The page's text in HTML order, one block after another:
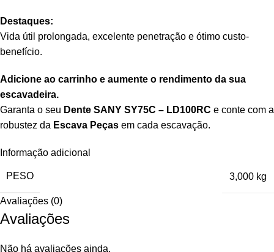
Destaques:
Vida útil prolongada, excelente penetração e ótimo custo-
benefício.
Adicione ao carrinho e aumente o rendimento da sua
escavadeira.
Garanta o seu Dente SANY SY75C – LD100RC e conte com a
robustez da Escava Peças em cada escavação.
Informação adicional
PESO 3,000 kg
Avaliações (0)
Avaliações
Não há avaliações ainda.